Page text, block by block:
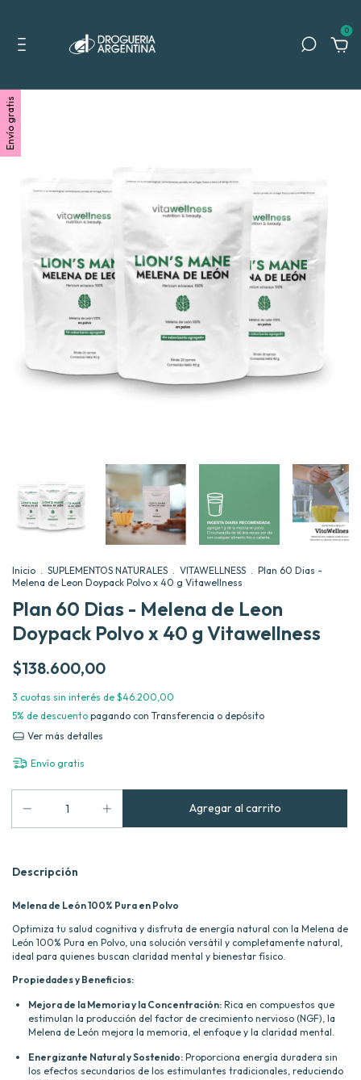
0
Envío gratis
Inicio . SUPLEMENTOS NATURALES . VITAWELLNESS . Plan 60 Dias -
Melena de Leon Doypack Polvo x 40 g Vitawellness
Plan 60 Dias - Melena de Leon
Doypack Polvo x 40 g Vitawellness
$138.600,00
3 cuotas sin interés de $46.200,00
5% de descuento pagando con Transferencia o depósito
Ver más detalles
Envío gratis
Descripción
Melena de León 100% Pura en Polvo
Optimiza tu salud cognitiva y disfruta de energía natural con la Melena de
León 100% Pura en Polvo, una solución versátil y completamente natural,
ideal para quienes buscan claridad mental y bienestar físico.
Propiedades y Beneficios:
Mejora de la Memoria y la Concentración: Rica en compuestos que
estimulan la producción del factor de crecimiento nervioso (NGF), la
Melena de León mejora la memoria, el enfoque y la claridad mental.
Energizante Natural y Sostenido: Proporciona energía duradera sin
los efectos secundarios de los estimulantes tradicionales, reduciendo